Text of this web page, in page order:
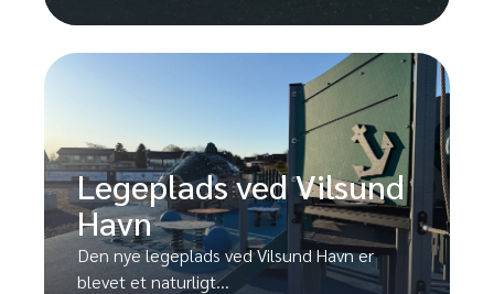
Legeplads ved Vilsund
Havn
Den nye legeplads ved Vilsund Havn er
blevet et naturligt...